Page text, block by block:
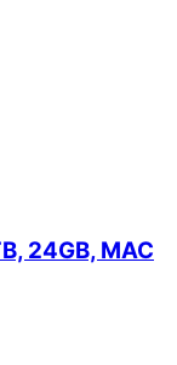
24GB, MAC